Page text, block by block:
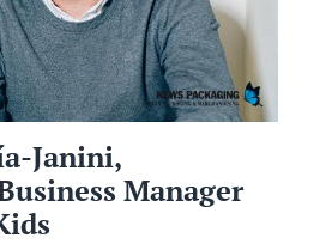
Janini,
Manager